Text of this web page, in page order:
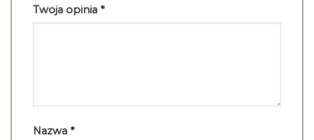
Twoja opinia *
Nazwa *